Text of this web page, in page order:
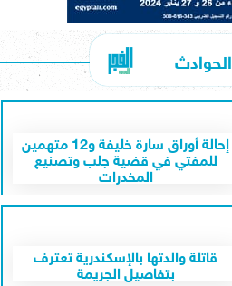
الحوادث
إحالة أوراق سارة خليفة و12 متهمين
للمفتي في قضية جلب وتصنيع
المخدرات
قاتلة والدتها بالإسكندرية تعترف
بتفاصيل الجريمة